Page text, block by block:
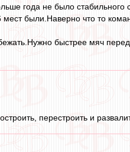
года не было стабильного
были.Наверно что то
быстрее мяч
перестроить и